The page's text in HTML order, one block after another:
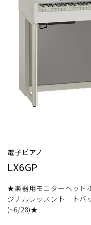
電子ピアノ
LX6GP
★楽器用モニターヘッド
ジナルレッスントートバ
(~6/28)★